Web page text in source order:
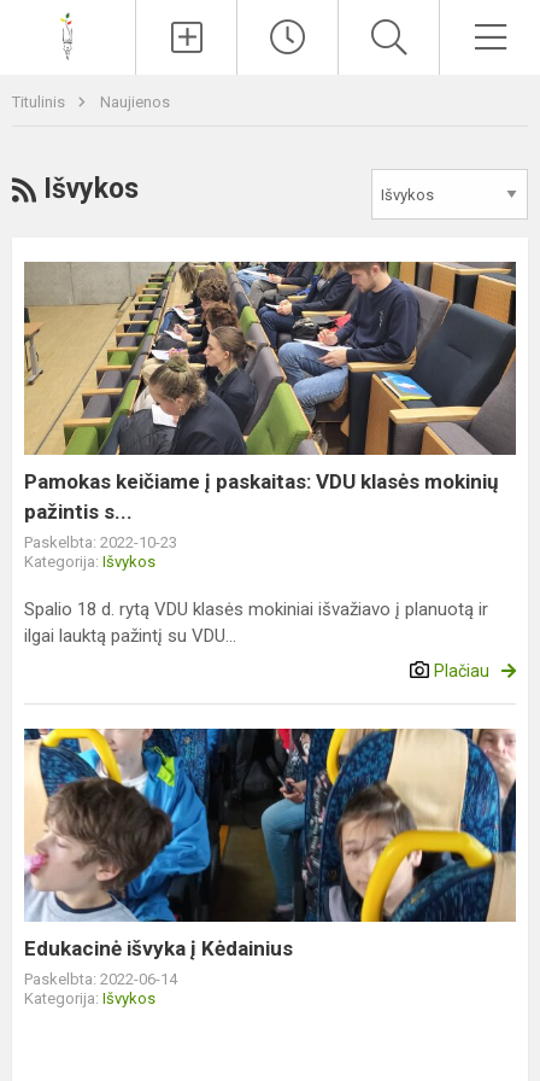
Titulinis Naujienos
RSS
Išvykos
Pamokas
keičiame
į
paskaitas:
VDU
klasės
mokinių
pažintis
s...
Pamokas keičiame į paskaitas: VDU klasės mokinių
pažintis s...
Paskelbta: 2022-10-23
Kategorija: Išvykos
Spalio 18 d. rytą VDU klasės mokiniai išvažiavo į planuotą ir
ilgai lauktą pažintį su VDU...
Plačiau
Edukacinė
išvyka
Kėdainius
Edukacinė išvyka į Kėdainius
Paskelbta: 2022-06-14
Kategorija: Išvykos